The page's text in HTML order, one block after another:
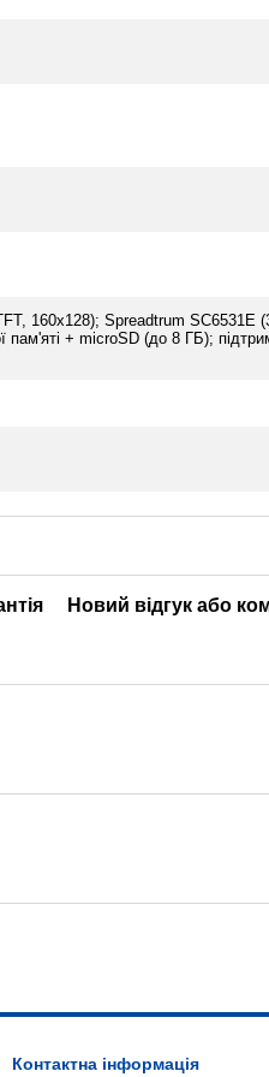
160x128); Spreadtrum
пам'яті + microSD (до 8 ГБ);
Новий відгук або
Контактна інформація